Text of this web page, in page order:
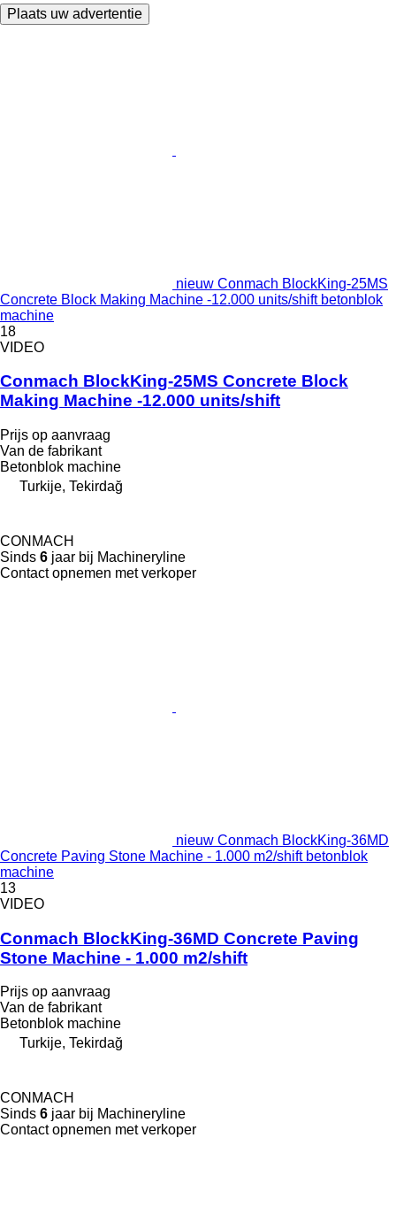
Plaats uw advertentie
nieuw Conmach BlockKing-25MS
Concrete Block Making Machine -12.000 units/shift betonblok
machine
18
VIDEO
Conmach BlockKing-25MS Concrete Block
Making Machine -12.000 units/shift
Prijs op aanvraag
Van de fabrikant
Betonblok machine
Turkije, Tekirdağ
CONMACH
Sinds 6 jaar bij Machineryline
Contact opnemen met verkoper
nieuw Conmach BlockKing-36MD
Concrete Paving Stone Machine - 1.000 m2/shift betonblok
machine
13
VIDEO
Conmach BlockKing-36MD Concrete Paving
Stone Machine - 1.000 m2/shift
Prijs op aanvraag
Van de fabrikant
Betonblok machine
Turkije, Tekirdağ
CONMACH
Sinds 6 jaar bij Machineryline
Contact opnemen met verkoper